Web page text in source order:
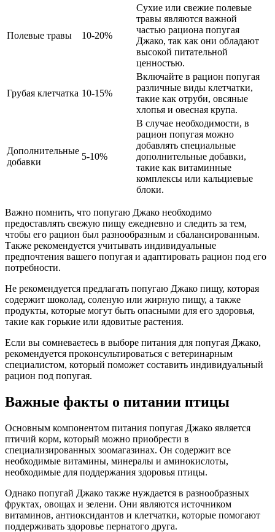
Полевые травы 10-20%
Сухие или свежие полевые
травы являются важной
частью рациона попугая
Джако, так как они обладают
высокой питательной
ценностью.
Грубая клетчатка 10-15%
Включайте в рацион попугая
различные виды клетчатки,
такие как отруби, овсяные
хлопья и овесная крупа.
Дополнительные
добавки
5-10%
В случае необходимости, в
рацион попугая можно
добавлять специальные
дополнительные добавки,
такие как витаминные
комплексы или кальциевые
блоки.
Важно помнить, что попугаю Джако необходимо
предоставлять свежую пищу ежедневно и следить за тем,
чтобы его рацион был разнообразным и сбалансированным.
Также рекомендуется учитывать индивидуальные
предпочтения вашего попугая и адаптировать рацион под его
потребности.
Не рекомендуется предлагать попугаю Джако пищу, которая
содержит шоколад, соленую или жирную пищу, а также
продукты, которые могут быть опасными для его здоровья,
такие как горькие или ядовитые растения.
Если вы сомневаетесь в выборе питания для попугая Джако,
рекомендуется проконсультироваться с ветеринарным
специалистом, который поможет составить индивидуальный
рацион под попугая.
Важные факты о питании птицы
Основным компонентом питания попугая Джако является
птичий корм, который можно приобрести в
специализированных зоомагазинах. Он содержит все
необходимые витамины, минералы и аминокислоты,
необходимые для поддержания здоровья птицы.
Однако попугай Джако также нуждается в разнообразных
фруктах, овощах и зелени. Они являются источником
витаминов, антиоксидантов и клетчатки, которые помогают
поддерживать здоровье пернатого друга.